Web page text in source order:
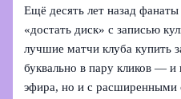
Ещё десять лет назад
«достать диск» с записью
лучшие матчи клуба купить
буквально в пару кликов — и
эфира, но и с расширенными